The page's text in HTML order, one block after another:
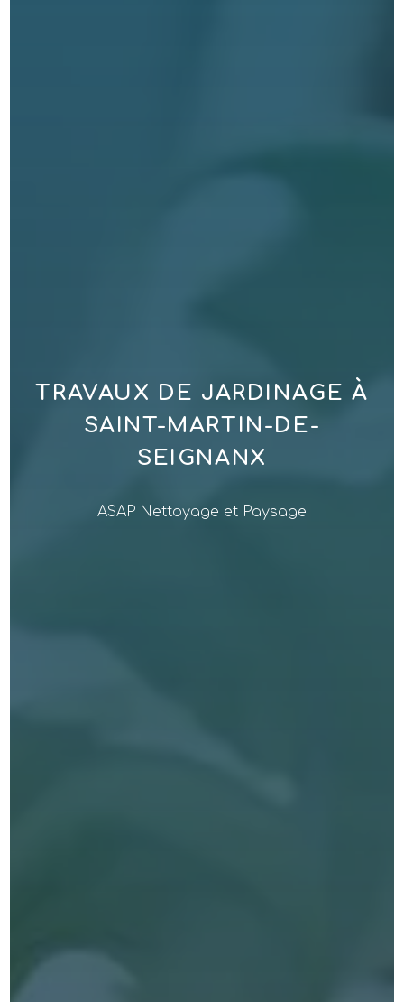
TRAVAUX DE JARDINAGE À
SAINT-MARTIN-DE-
SEIGNANX
ASAP Nettoyage et Paysage